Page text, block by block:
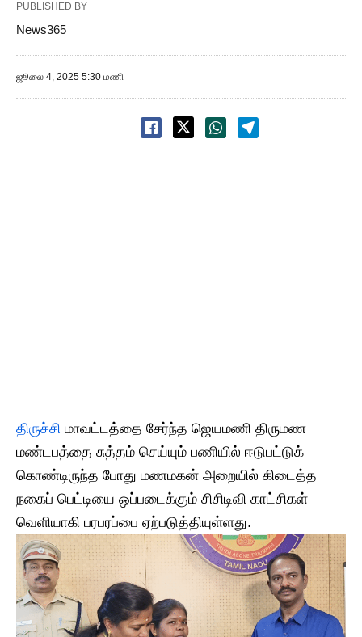
PUBLISHED BY
News365
ஜூலை 4, 2025 5:30 மணி
திருச்சி மாவட்டத்தை சேர்ந்த ஜெயமணி திருமண
மண்டபத்தை சுத்தம் செய்யும் பணியில் ஈடுபட்டுக்
கொண்டிருந்த போது மணமகன் அறையில் கிடைத்த
நகைப் பெட்டியை ஒப்படைக்கும் சிசிடிவி காட்சிகள்
வெளியாகி பரபரப்பை ஏற்படுத்தியுள்ளது.